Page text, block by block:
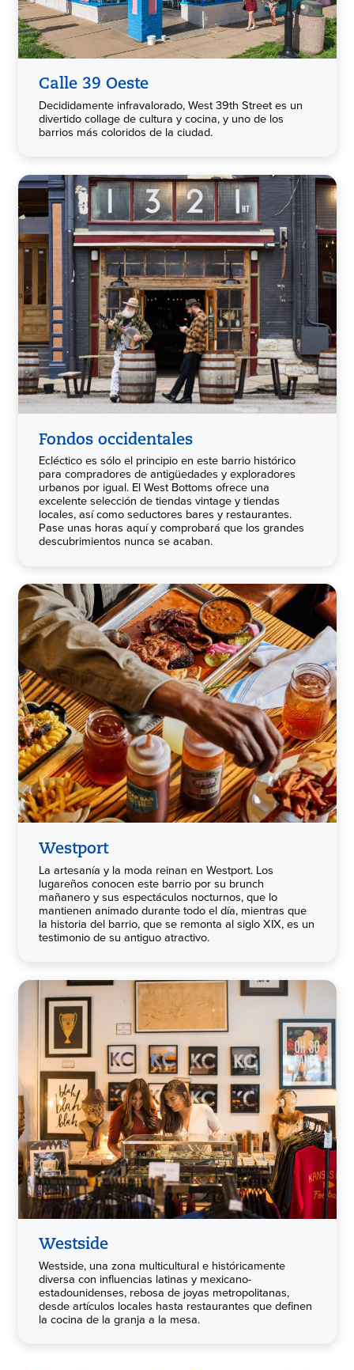
Calle 39 Oeste
Decididamente infravalorado, West 39th Street es un
divertido collage de cultura y cocina, y uno de los
barrios más coloridos de la ciudad.
Fondos occidentales
Ecléctico es sólo el principio en este barrio histórico
para compradores de antigüedades y exploradores
urbanos por igual. El West Bottoms ofrece una
excelente selección de tiendas vintage y tiendas
locales, así como seductores bares y restaurantes.
Pase unas horas aquí y comprobará que los grandes
descubrimientos nunca se acaban.
Westport
La artesanía y la moda reinan en Westport. Los
lugareños conocen este barrio por su brunch
mañanero y sus espectáculos nocturnos, que lo
mantienen animado durante todo el día, mientras que
la historia del barrio, que se remonta al siglo XIX, es un
testimonio de su antiguo atractivo.
Westside
Westside, una zona multicultural e históricamente
diversa con influencias latinas y mexicano-
estadounidenses, rebosa de joyas metropolitanas,
desde artículos locales hasta restaurantes que definen
la cocina de la granja a la mesa.